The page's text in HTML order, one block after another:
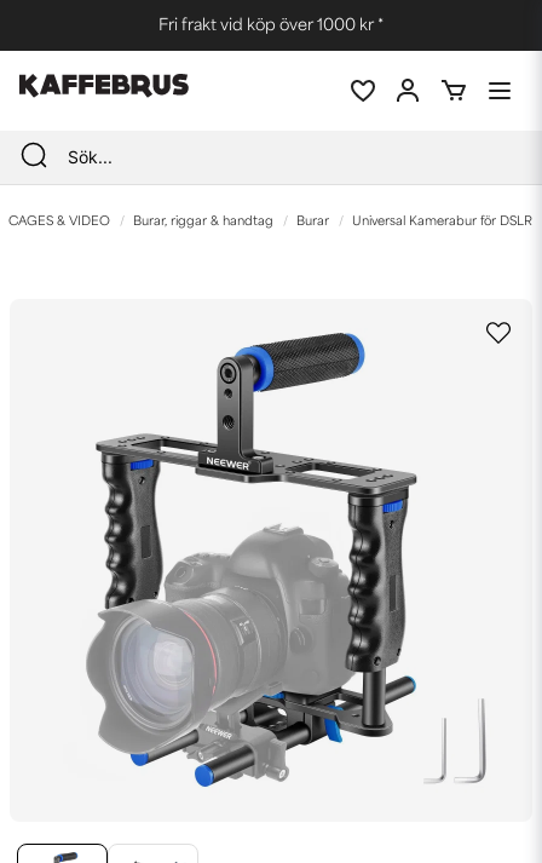
Fri frakt vid köp över 1000 kr *
CAGES & VIDEO Burar, riggar & handtag Burar Universal Kamerabur för DSLR